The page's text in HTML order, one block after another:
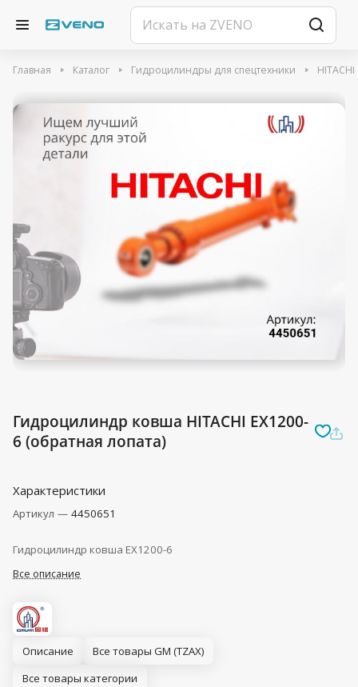
Главная Каталог Гидроцилиндры для спецтехники HITACHI
Гидроцилиндр ковша HITACHI EX1200-
6 (обратная лопата)
Характеристики
Артикул — 4450651
Гидроцилиндр ковша EX1200-6
Все описание
Описание
Все товары GM (TZAX)
Все товары категории